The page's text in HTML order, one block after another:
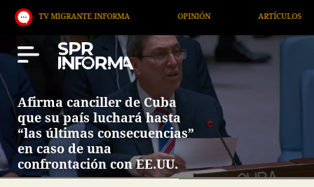
TV MIGRANTE INFORMA ARTÍCULOS
Afirma canciller de Cuba
que su país luchará hasta
“las últimas consecuencias”
en caso de una
confrontación con EE.UU.